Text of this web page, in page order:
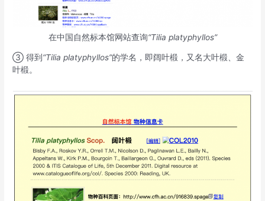
在中国自然标本馆网站查询“Tilia platyphyllos”
③ 得到 “Tilia platyphyllos”的学名，即阔叶椴，又名大叶椴、金
叶椴。